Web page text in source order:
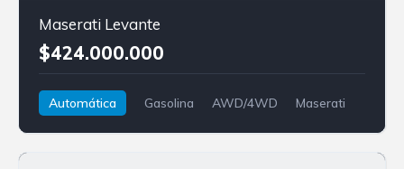
Maserati Levante
$424.000.000
Automática Gasolina AWD/4WD
Maserati